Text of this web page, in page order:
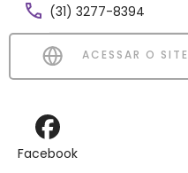
(31) 3277-8394
ACESSAR O SITE
Facebook